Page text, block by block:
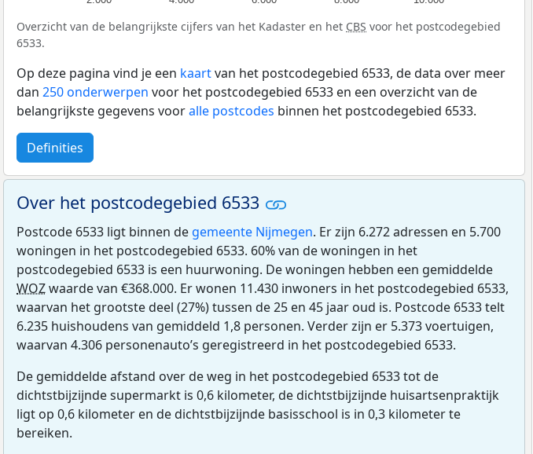
Overzicht van de belangrijkste cijfers van het Kadaster en het CBS voor het postcodegebied
6533.
Op deze pagina vind je een kaartvan het postcodegebied 6533, de data over meer
dan 250 onderwerpen voor het postcodegebied 6533 en een overzicht van de
belangrijkste gegevens vooralle postcodes binnen het postcodegebied 6533.
Definities
Over het postcodegebied 6533
Postcode 6533 ligt binnen de gemeente Nijmegen. Er zijn 6.272 adressen en 5.700
woningen in het postcodegebied 6533. 60% van de woningen in het
postcodegebied 6533 is een huurwoning. De woningen hebben een gemiddelde
WOZwaarde van €368.000. Er wonen 11.430 inwoners in het postcodegebied 6533,
waarvan het grootste deel (27%) tussen de 25 en 45 jaar oud is. Postcode 6533 telt
6.235 huishoudens van gemiddeld 1,8 personen. Verder zijn er 5.373 voertuigen,
waarvan 4.306 personenauto’s geregistreerd in het postcodegebied 6533.
De gemiddelde afstand over de weg in het postcodegebied 6533 tot de
dichtstbijzijnde supermarkt is 0,6 kilometer, de dichtstbijzijnde huisartsenpraktijk
ligt op 0,6 kilometer en de dichtstbijzijnde basisschool is in 0,3 kilometer te
bereiken.